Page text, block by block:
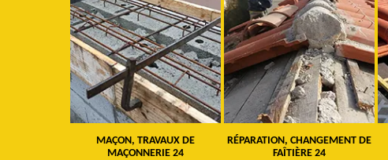
MAÇON, TRAVAUX DE
MAÇONNERIE 24
RÉPARATION, CHANGEMENT DE
FAÎTIÈRE 24